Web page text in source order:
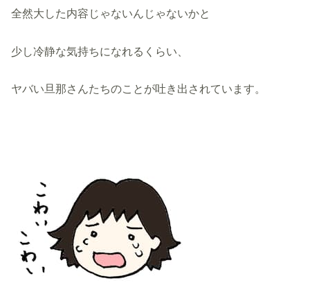
全然大した内容じゃないんじゃないかと
少し冷静な気持ちになれるくらい、
ヤバい旦那さんたちのことが吐き出されています。